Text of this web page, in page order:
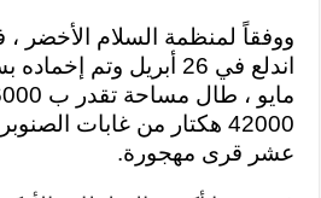
ووفقاً لمنظمة السلام الأخضر ،
اندلع في 26 أبريل وتم
42000 هكتار من غابات
عشر قرى مهجورة.